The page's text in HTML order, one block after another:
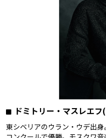
ドミトリー・マスレエフ
東シベリアのウラン・ウデ出